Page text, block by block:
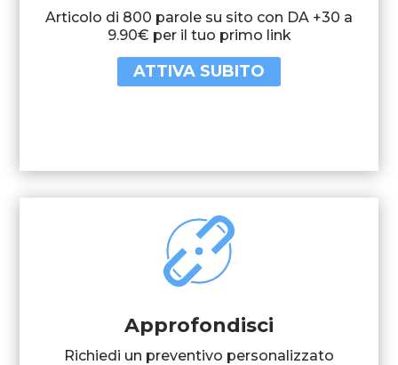
Articolo di 800 parole su sito con DA +30 a
9.90€ per il tuo primo link
ATTIVA SUBITO
Approfondisci
Richiedi un preventivo personalizzato